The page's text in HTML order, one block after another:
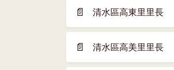
新
視
窗)
📄 清水區高東里里長
(另
開
新
視
窗)
📄 清水區高美里里長
(另
開